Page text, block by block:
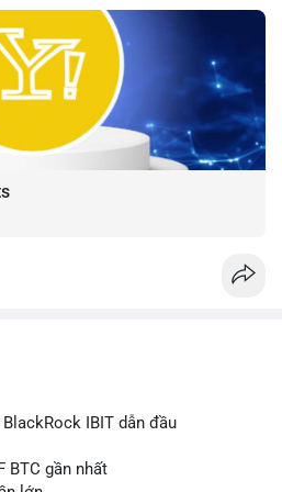
IBIT dẫn đầu
BTC gần nhất